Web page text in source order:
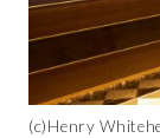
(c)Henry